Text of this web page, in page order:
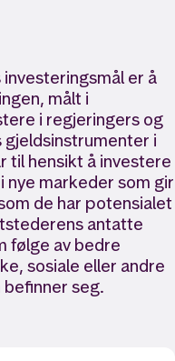
er å
målt i
i regjeringers og
i
til hensikt å investere
nye markeder som gir
de har potensialet
antatte
følge av bedre
sosiale eller andre
seg.